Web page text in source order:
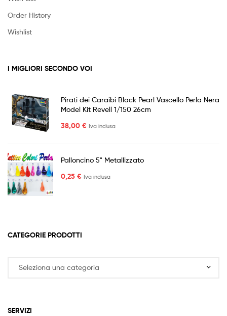
Order History
Wishlist
I MIGLIORI SECONDO VOI
Pirati dei Caraibi Black Pearl Vascello Perla Nera
Model Kit Revell 1/150 26cm
38,00 € Iva inclusa
Palloncino 5" Metallizzato
0,25 € Iva inclusa
CATEGORIE PRODOTTI
SERVIZI